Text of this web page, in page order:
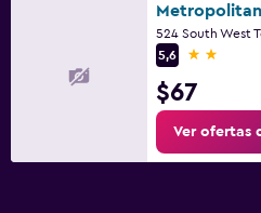
5,6
2 estrellas
$67
Ver ofertas